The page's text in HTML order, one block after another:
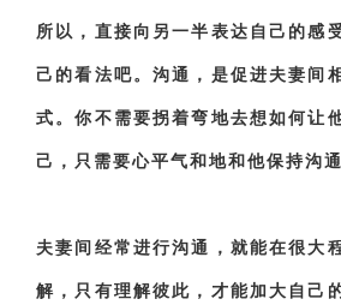
所以，直接向另一半表达自己的感
己的看法吧。沟通，是促进夫妻间
式。你不需要拐着弯地去想如何让
己，只需要心平气和地和他保持沟通
夫妻间经常进行沟通，就能在很大
解，只有理解彼此，才能加大自己